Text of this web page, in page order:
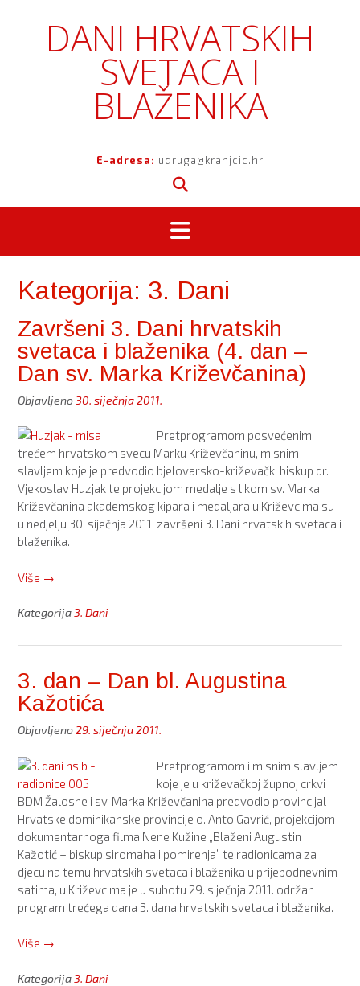
DANI HRVATSKIH
SVETACA I
BLAŽENIKA
E-adresa: udruga@kranjcic.hr
Kategorija: 3. Dani
Završeni 3. Dani hrvatskih
svetaca i blaženika (4. dan –
Dan sv. Marka Križevčanina)
Objavljeno 30. siječnja 2011.
Pretprogramom posvećenim
trećem hrvatskom svecu Marku Križevčaninu, misnim
slavljem koje je predvodio bjelovarsko-križevački biskup dr.
Vjekoslav Huzjak te projekcijom medalje s likom sv. Marka
Križevčanina akademskog kipara i medaljara u Križevcima su
u nedjelju 30. siječnja 2011. završeni 3. Dani hrvatskih svetaca i
blaženika.
Više “Završeni
Dani
svetaca
blaženika
(4.
–
sv.
Marka
Križevčanina)”
→
Kategorija 3. Dani
3. dan – Dan bl. Augustina
Kažotića
Objavljeno29. siječnja 2011.
Pretprogramom i misnim slavljem
koje je u križevačkoj župnoj crkvi
BDM Žalosne i sv. Marka Križevčanina predvodio provincijal
Hrvatske dominikanske provincije o. Anto Gavrić, projekcijom
dokumentarnoga filma Nene Kužine „Blaženi Augustin
Kažotić – biskup siromaha i pomirenja” te radionicama za
djecu na temu hrvatskih svetaca i blaženika u prijepodnevnim
satima, u Križevcima je u subotu 29. siječnja 2011. održan
program trećega dana 3. dana hrvatskih svetaca i blaženika.
Više “3.
–
→
Kategorija 3. Dani